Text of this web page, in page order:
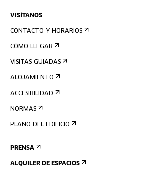
VISÍTANOS
CONTACTO Y HORARIOS
CÓMO LLEGAR
VISITAS GUIADAS
ALOJAMIENTO
ACCESIBILIDAD
NORMAS
PLANO DEL EDIFICIO
PRENSA
ALQUILER DE ESPACIOS